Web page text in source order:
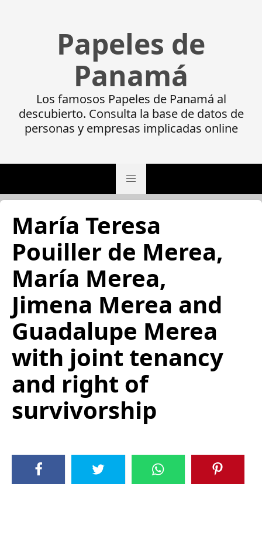
Papeles de
Panamá
Los famosos Papeles de Panamá al
descubierto. Consulta la base de datos de
personas y empresas implicadas online
María Teresa
Pouiller de Merea,
María Merea,
Jimena Merea and
Guadalupe Merea
with joint tenancy
and right of
survivorship